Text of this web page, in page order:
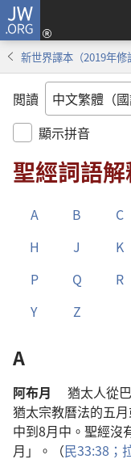
JW.ORG
新世界譯本（2019年修
閲讀
顯示拼音
聖經詞語
A B C
H
J K
P
Q R
Y
Z
A
阿布月 猶太人從
猶太宗教曆法的五月
中到8月中 。 聖經沒
月 」。（民33:38；